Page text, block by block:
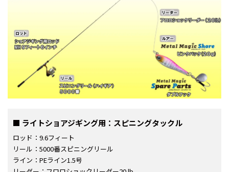
ライトショアジギング用：スピニングタックル
ロッド：9.6フィート
リール：5000番スピニングリール
ライン：PEライン1.5号